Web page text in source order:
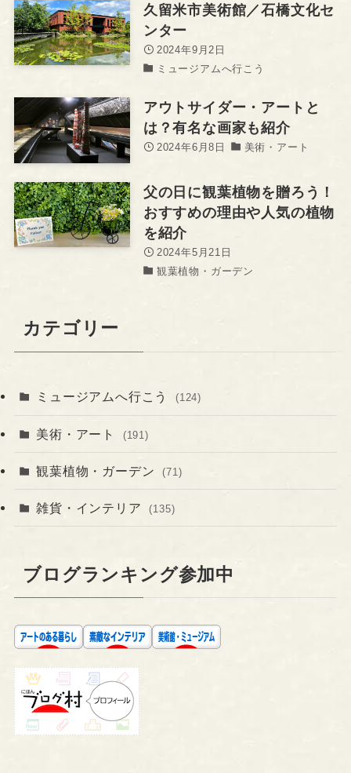
久留米市美術館／石橋文化セ
ンター
2024年9月2日
ミュージアムへ行こう
アウトサイダー・アートと
は？有名な画家も紹介
2024年6月8日 美術・アート
父の日に観葉植物を贈ろう！
おすすめの理由や人気の植物
を紹介
2024年5月21日
観葉植物・ガーデン
カテゴリー
ミュージアムへ行こう (124)
美術・アート (191)
観葉植物・ガーデン (71)
雑貨・インテリア (135)
ブログランキング参加中